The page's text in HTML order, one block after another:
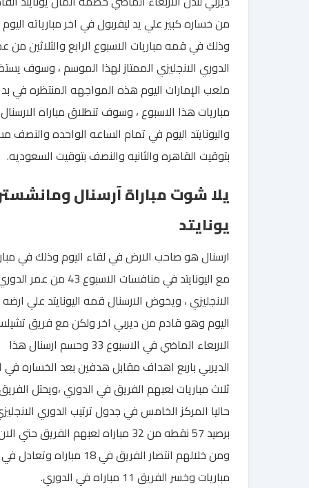
من خساره كبير علي يد ليفربول في اخر مبارياته اليوم
وذلك في قمه مباريات الاسبوع الرابع والثلاثين من
الدوري الانجليزي الممتاز لهذا الموسم ، وسوف
ملعب الإمارات اليوم هذه المواجهه المنتظره في
مباريات هذا الاسبوع ، وسوف تنطلاق مباراه الارسنال
واليونايتد اليوم في تمام الساعه الواحده والنصف
بتوقيت القاهره والثانيه والنصف بتوقيت السعوديه.
يلا شوت مباراة آرسنال
يونايتد
ارسنال هو صاحب الارض في لقاء اليوم وذلك في
مع اليونايتد في منافسات الاسبوع 43 من عمر
الانجليزي ، ويخوض الارسنال قمه اليونايتد علي ارضه
اليوم وهو قادم من ديربي اخر ولكن مع فريق
الاربعاء الماضي في الاسبوع 33 وحسم ارسنال هذا
الديربي باربع اهداف مقابل هدفين بعد الخساره في
ثلاث مباريات لعبهم الفريق في الدوري ،ويحتل
حاليا المركز الخامس في جدول ترتيب الدوري
برصيد 57 نقطه من 32 مباراه لعبهم الفريق حتي
ومن خلالهم انتصار الفريق في 18 مباراه
مباريات وخسر الفريق 11 مباراه في الدوري.